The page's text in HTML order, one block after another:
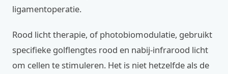
ligamentoperatie.
Rood licht therapie, of photobiomodulatie, gebruikt
specifieke golflengtes rood en nabij-infrarood licht
om cellen te stimuleren. Het is niet hetzelfde als de